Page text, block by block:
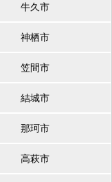
牛久市
神栖市
笠間市
結城市
那珂市
高萩市